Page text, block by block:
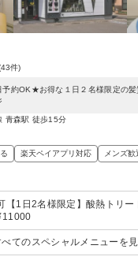
件)
予約OK★お得な１日２名様限定の髪
青森駅 徒歩15分
楽天ペイアプリ対応 メンズ歓
【1日2名様限定】酸熱トリー
べてのスペシャルメニューを